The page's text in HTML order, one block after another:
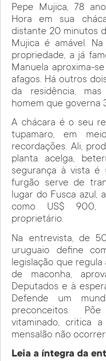
Pepe Mujica, 78
Hora em sua
distante 20 minutos
Mujica é amável.
propriedade, a já
Manuela aproxima-
afagos. Há outros
da residência,
homem que governa
A chácara é o seu
tupamaro, em
recordações. Ali,
planta acelga,
segurança à vista é
furgão serve de
lugar do Fusca azul,
como US$
proprietário.
Na entrevista, de
uruguaio define
legislação que
de maconha,
Deputados e à
Defende um
preconceitos.
vitaminado, critica
mensalão não
Leia a íntegra da